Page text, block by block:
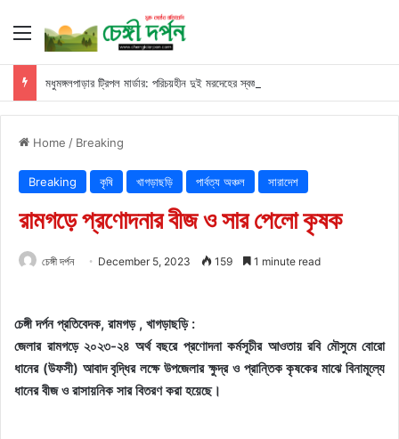
Menu
মধুমঙ্গলপাড়ার ট্রিপল মার্ডার: পরিচয়হীন দুই মরদেহের স্বজনের খোঁজ পুলিশের
Home / Breaking
Breaking কৃষি খাগড়াছড়ি পার্বত্য অঞ্চল সারাদেশ
রামগড়ে প্রণোদনার বীজ ও সার পেলো কৃষক
চেঙ্গী দর্পন December 5, 2023 159 1 minute read
চেঙ্গী দর্পন প্রতিবেদক, রামগড় , খাগড়াছড়ি :
জেলার রামগড়ে ২০২৩-২৪ অর্থ বছরে প্রণোদনা কর্মসূচীর আওতায় রবি মৌসুমে বোরো
ধানের (উফসী) আবাদ বৃদ্ধির লক্ষে উপজেলার ক্ষুদ্র ও প্রান্তিক কৃষকের মাঝে বিনামূল্যে
ধানের বীজ ও রাসায়নিক সার বিতরণ করা হয়েছে।